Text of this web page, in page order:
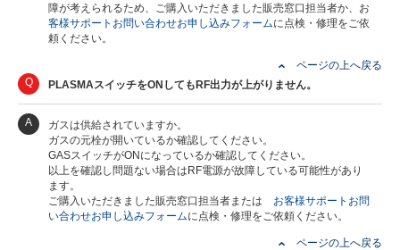
障が考えられるため、ご購入いただきました販売窓口担当者か、お
客様サポートお問い合わせお申し込みフォームに点検・修理をご依
頼ください。
ページの上へ戻る
Q
PLASMAスイッチをONしてもRF出力が上がりません。
A
ガスは供給されていますか。
ガスの元栓が開いているか確認してください。
GASスイッチがONになっているか確認してください。
以上を確認し問題ない場合はRF電源が故障している可能性があり
ます。
ご購入いただきました販売窓口担当者または お客様サポートお問
い合わせお申し込みフォームに点検・修理をご依頼ください。
ページの上へ戻る